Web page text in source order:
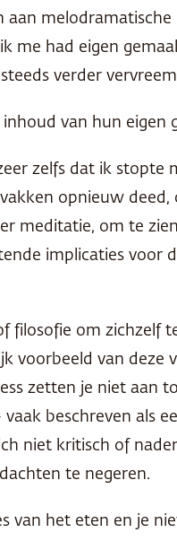
me had eigen
verder
van hun eigen
zelfs dat ik
opnieuw
meditatie, om te
implicaties voor
om zichzelf
voorbeeld van
zetten je niet aan
beschreven als
niet kritisch of
te negeren.
van het eten en je